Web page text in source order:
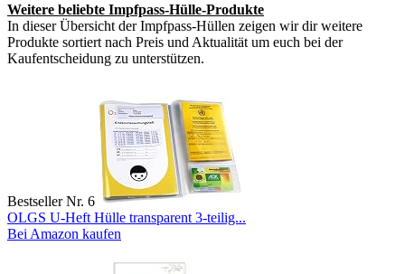
Weitere beliebte Impfpass-Hülle-Produkte
In dieser Übersicht der Impfpass-Hüllen zeigen wir dir weitere
Produkte sortiert nach Preis und Aktualität um euch bei der
Kaufentscheidung zu unterstützen.
Bestseller Nr. 6
OLGS U-Heft Hülle transparent 3-teilig...
Bei Amazon kaufen